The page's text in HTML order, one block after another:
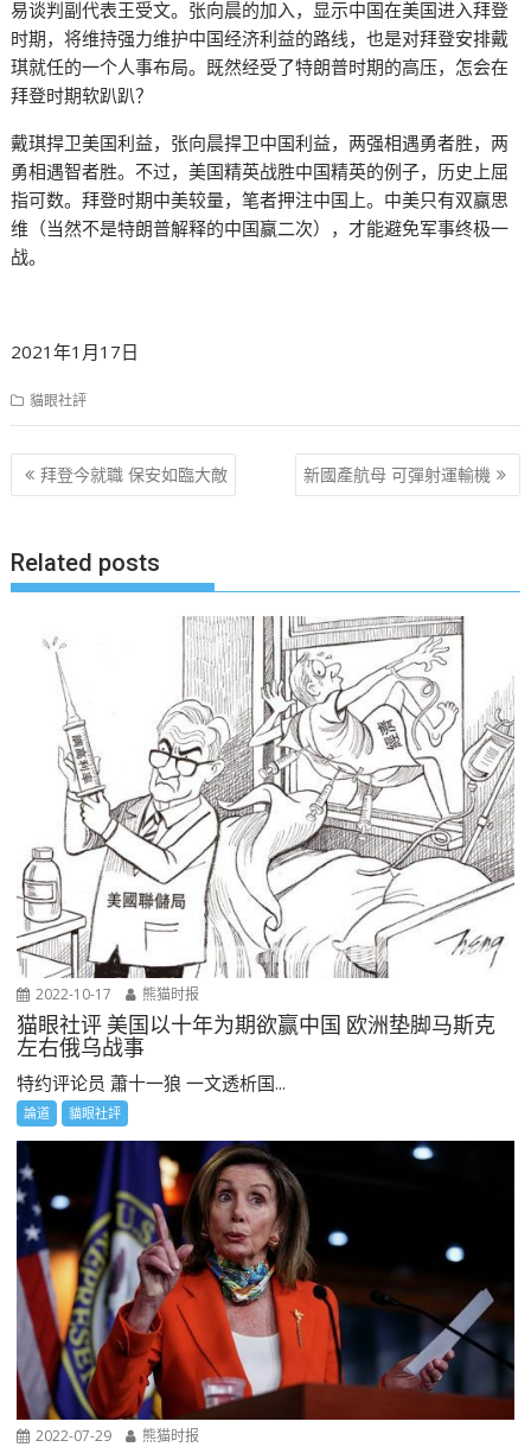
易谈判副代表王受文。张向晨的加入，显示中国在美国进入拜登
时期，将维持强力维护中国经济利益的路线，也是对拜登安排戴
琪就任的一个人事布局。既然经受了特朗普时期的高压，怎会在
拜登时期软趴趴？
戴琪捍卫美国利益，张向晨捍卫中国利益，两强相遇勇者胜，两
勇相遇智者胜。不过，美国精英战胜中国精英的例子，历史上屈
指可数。拜登时期中美较量，笔者押注中国上。中美只有双赢思
维（当然不是特朗普解释的中国赢二次），才能避免军事终极一
战。
2021年1月17日
貓眼社評
文
章
航
拜登今就職 保安如臨大敵 新國產航母 可彈射運輸機
Related posts
2022-10-17 熊猫时报
猫眼社评 美国以十年为期欲赢中国 欧洲垫脚马斯克
左右俄乌战事
特约评论员 蕭十一狼 一文透析国...
論道 貓眼社評
2022-07-29 熊猫时报